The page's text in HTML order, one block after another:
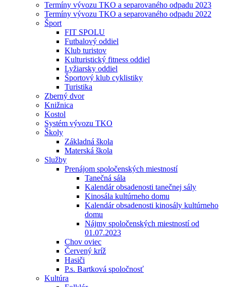
Termíny vývozu TKO a separovaného odpadu 2023
Termíny vývozu TKO a separovaného odpadu 2022
Šport
FIT SPOLU
Futbalový oddiel
Klub turistov
Kulturistický fitness oddiel
Lyžiarsky oddiel
Športový klub cyklistiky
Turistika
Zberný dvor
Knižnica
Kostol
Systém vývozu TKO
Školy
Základná škola
Materská škola
Služby
Prenájom spoločenských miestností
Tanečná sála
Kalendár obsadenosti tanečnej sály
Kinosála kultúrneho domu
Kalendár obsadenosti kinosály kultúrneho
domu
Nájmy spoločenských miestností od
01.07.2023
Chov oviec
Červený kríž
Hasiči
P.s. Bartková spoločnosť
Kultúra